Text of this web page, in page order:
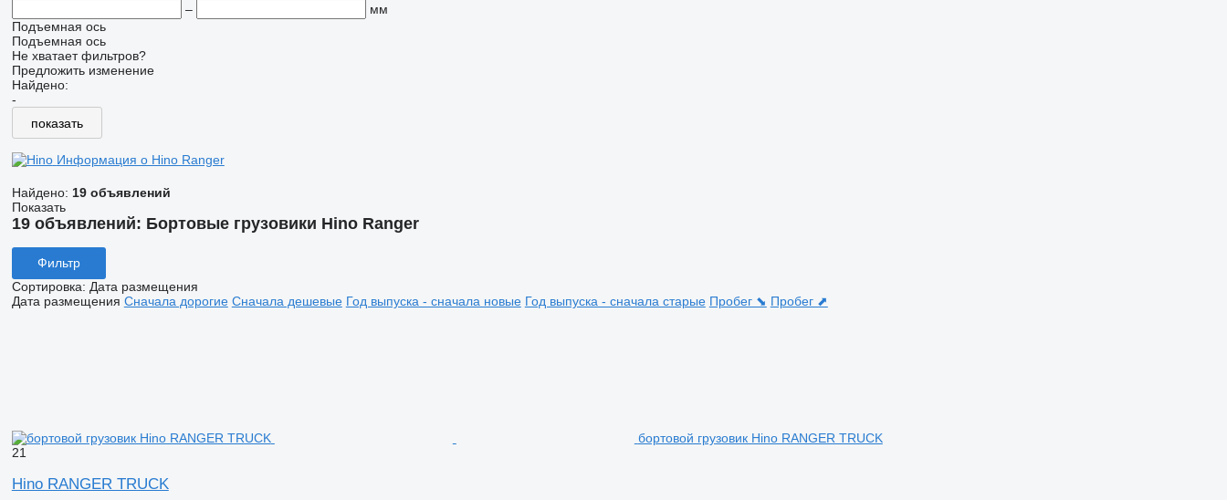
–
мм
Подъемная ось
Подъемная ось
Не хватает фильтров?
Предложить изменение
Найдено:
-
показать
Информация о Hino Ranger
Найдено: 19 объявлений
Показать
19 объявлений: Бортовые грузовики Hino Ranger
Фильтр
Сортировка: Дата размещения
Дата размещения Сначала дорогие Сначала дешевые Год выпуска - сначала новые Год выпуска - сначала старые Пробег ⬊ Пробег ⬈
бортовой грузовик Hino RANGER TRUCK
21
Hino RANGER TRUCK